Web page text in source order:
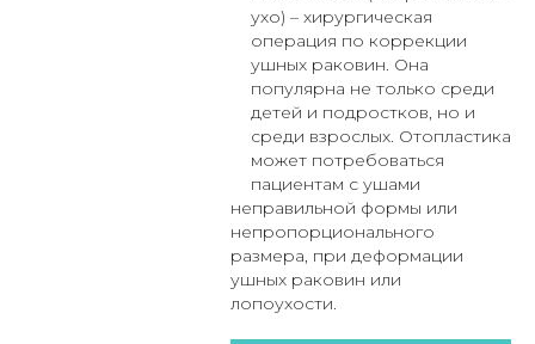
ухо) – хирургическая
операция по коррекции
ушных раковин. Она
популярна не только среди
детей и подростков, но и
среди взрослых. Отопластика
может потребоваться
пациентам с ушами
неправильной формы или
непропорционального
размера, при деформации
ушных раковин или
лопоухости.